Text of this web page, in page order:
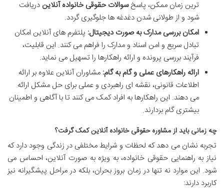
ترین زمان ممکن، پاسخسوالات حقوقی خانواده آنلاین دریافت
شود و از طولانی شدن دغدغه ها جلوگیری گردد.
امکان بررسی مدارک به صورت دیجیتال: پلتفرم های آنلاین امکان
تبادل سریع و امن اسناد و مدارک را فراهم می کنند. این قابلیت،
فرآیند بررسی پرونده و ارائه راهکارها را تسهیل می نماید.
ارائه راهکارهای عملی و گام به گام: مشاوران آنلاین علاوه بر ارائه
اطلاعات قانونی، نقشه ای راهبردی و عملی برای حل مشکل ارائه
می دهند. این راهکارها به افراد کمک می کنند تا با آگاهی و اطمینان
بیشتری گام بردارند.
چه زمانی باید از مشاوره حقوقی خانواده آنلاین کمک گرفت؟
تجربه نشان می دهد که لحظات و شرایط مختلفی در زندگی وجود دارد که
نیاز به راهنمایی حقوقی خانواده، به ویژه به صورت آنلاین، احساس می
شود. این موارد نه تنها در زمان بروز بحران، بلکه در مراحل پیشگیرانه نیز
کاربرد دارند: